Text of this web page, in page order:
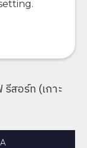
สอร์ท (เกาะ